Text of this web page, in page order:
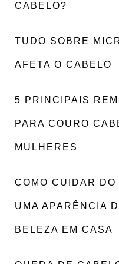
CABELO?
TUDO SOBRE
AFETA O CABELO
5 PRINCIPAIS
PARA COURO
MULHERES
COMO CUIDAR
UMA APARÊNCIA
BELEZA EM CASA